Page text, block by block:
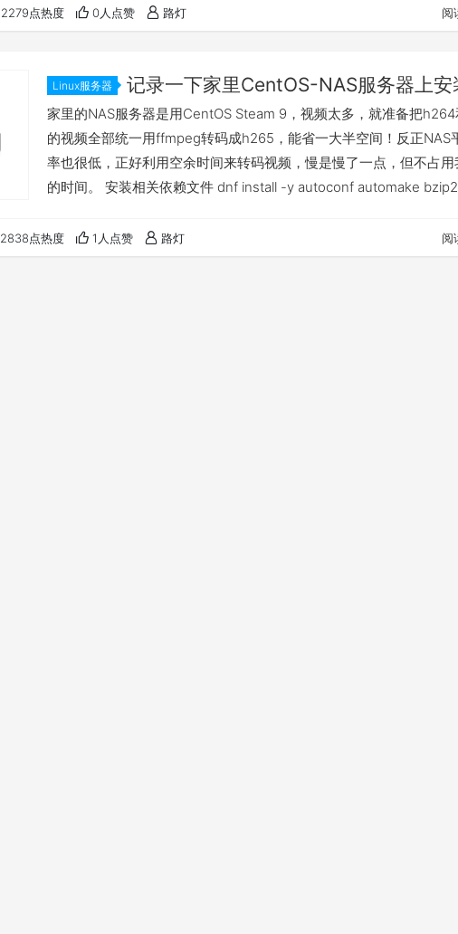
mbstring 模块： 进入 {PHP源码}/ext/mbstring /usr/…
2279点热度 0人点赞 路灯 阅
Linux服务器
记录一下家里CentOS-NAS服务器上安
ffmpeg转码视频
家里的NAS服务器是用CentOS Steam 9，视频太多，就准备把
的视频全部统一用ffmpeg转码成h265，能省一大半空间！反正NAS
率也很低，正好利用空余时间来转码视频，慢是慢了一点，但不占用
的时间。 安装相关依赖文件 dnf install -y autoconf automake
pkgconfig zlib-…
2838点热度 1人点赞 路灯 阅